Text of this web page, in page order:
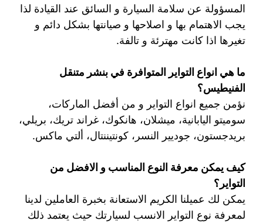
المسؤولة عن سلامة السيارة و السائق عند القيادة لذا
يجب الاهتمام بها و اصلاحها و صيانتها بشكل دائم و
تغيرها اذا كانت مهترئة و تالفة.
ما هي انواع التواير المتوافرة في بنشر متنقل
الفنيطيس؟
نؤمن جميع انواع التواير و من أفضل الماركات،
سوميتو اليابانية، ميشلان، هانكوك، غراند تريك، بريلي،
بريدجستون، جوديير النسر، كونتيننتال، ألتي ماكس.
كيف يمكن معرفة النوع المناسب و الافضل من
التواير؟
يمكن لك عميلنا الكريم الاستعانة بخبرة العاملين لدينا
لمعرفة نوع التواير الانسب لسيارتك حيث يعتمد ذلك